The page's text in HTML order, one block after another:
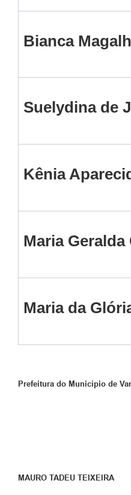
Bianca
Suelydina de
Kênia
Maria Geralda
Maria da
Prefeitura do Município de
MAURO TADEU TEIXEIRA